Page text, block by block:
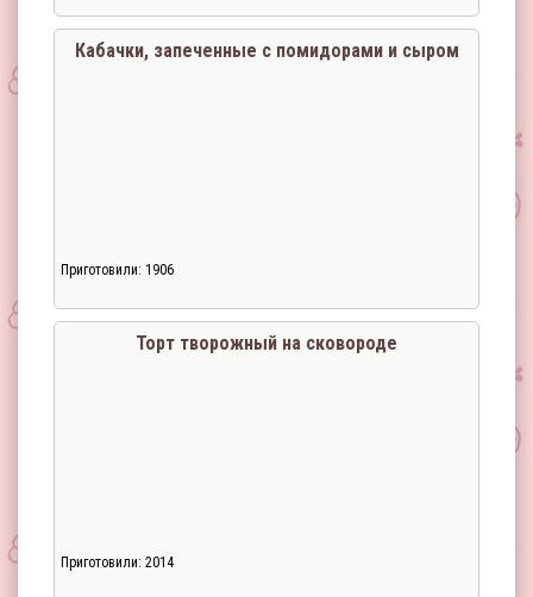
Кабачки, запеченные с помидорами и сыром
Приготовили: 1906
Торт творожный на сковороде
Приготовили: 2014